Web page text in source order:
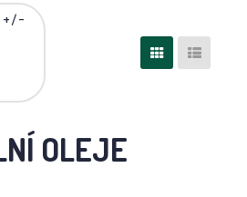
+/-
OLEJE